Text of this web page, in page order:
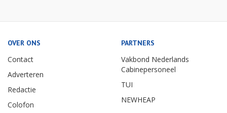
OVER ONS
Contact
Adverteren
Redactie
Colofon
PARTNERS
Vakbond Nederlands
Cabinepersoneel
TUI
NEWHEAP